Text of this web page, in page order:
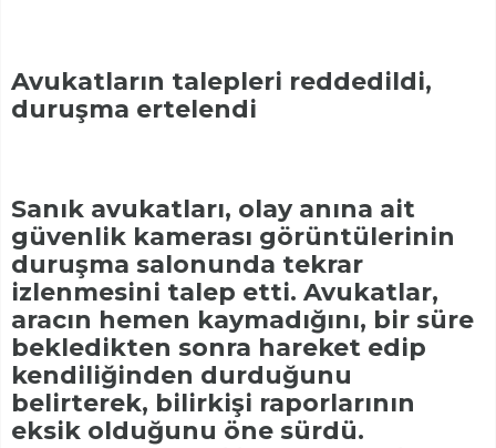
Avukatların talepleri reddedildi,
duruşma ertelendi
Sanık avukatları, olay anına ait
güvenlik kamerası görüntülerinin
duruşma salonunda tekrar
izlenmesini talep etti. Avukatlar,
aracın hemen kaymadığını, bir süre
bekledikten sonra hareket edip
kendiliğinden durduğunu
belirterek, bilirkişi raporlarının
eksik olduğunu öne sürdü.